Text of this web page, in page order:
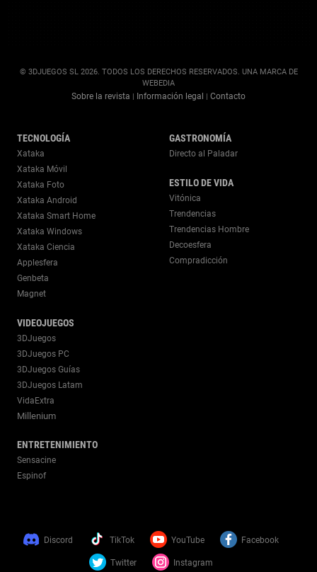
© 3DJUEGOS SL 2026. TODOS LOS DERECHOS RESERVADOS. UNA MARCA DE
WEBEDIA
Sobre la revista | Información legal | Contacto
TECNOLOGÍA
Xataka
Xataka Móvil
Xataka Foto
Xataka Android
Xataka Smart Home
Xataka Windows
Xataka Ciencia
Applesfera
Genbeta
Magnet
VIDEOJUEGOS
3DJuegos
3DJuegos PC
3DJuegos Guías
3DJuegos Latam
VidaExtra
Millenium
ENTRETENIMIENTO
Sensacine
Espinof
GASTRONOMÍA
Directo al Paladar
ESTILO DE VIDA
Vitónica
Trendencias
Trendencias Hombre
Decoesfera
Compradicción
Discord TikTok YouTube Facebook
Twitter Instagram